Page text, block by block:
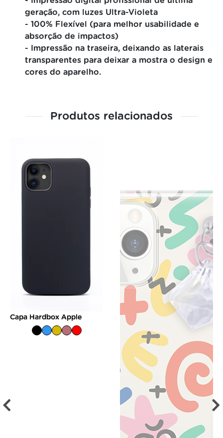
geração, com luzes Ultra-Violeta
- 100% Flexível (para melhor usabilidade e
absorção de impactos)
- Impressão na traseira, deixando as laterais
transparentes para deixar a mostra o design e
cores do aparelho.
Produtos relacionados
Capa Hardbox Apple